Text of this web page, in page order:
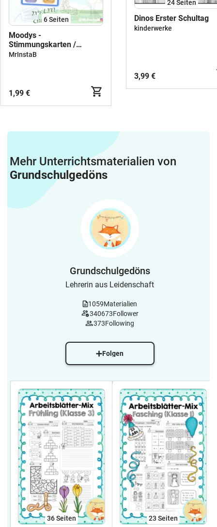
6Seiten
Moodys -
Stimmungskarten /
Gesprächskarten /
MrInstaB
1,99 €
24Seiten
Dinos Erster Schultag
kinderwerke
3,99 €
Mehr Unterrichtsmaterialien von
Grundschulgedöns
Grundschulgedöns
Lehrerin aus Leidenschaft
1059Materialien
340673Follower
373Following
Folgen
36Seiten 23 Seiten